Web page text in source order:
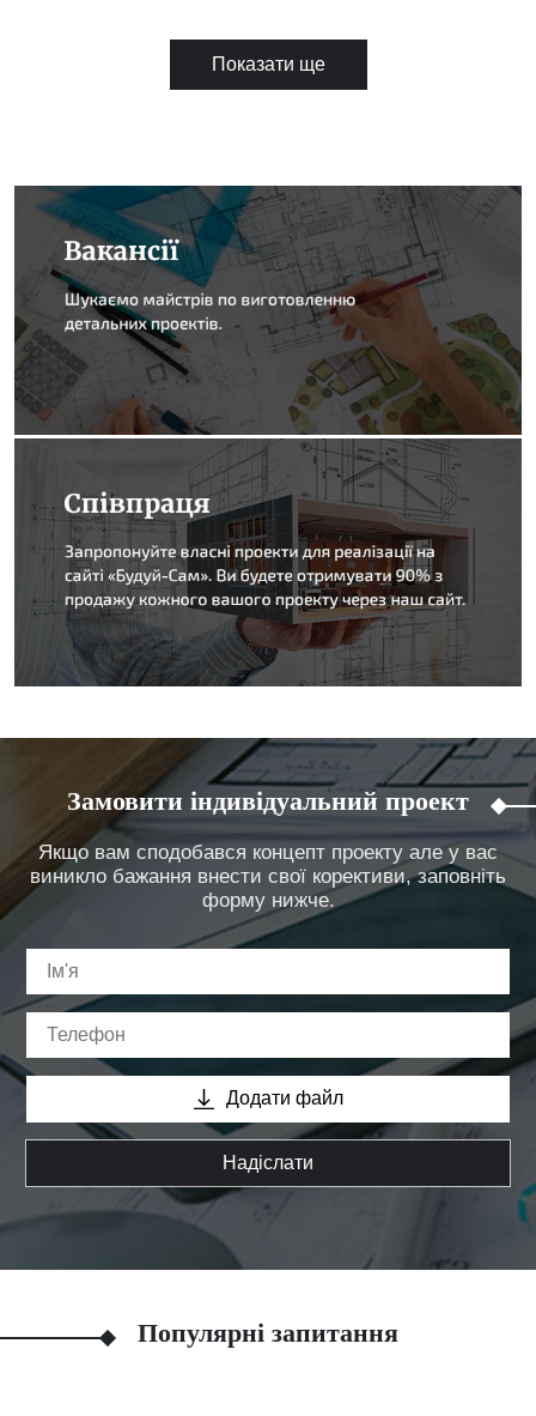
Показати ще
Замовити індивідуальний проект
Якщо вам сподобався концепт проекту але у вас
виникло бажання внести свої корективи, заповніть
форму нижче.
Додати файл
Надіслати
Популярні запитання